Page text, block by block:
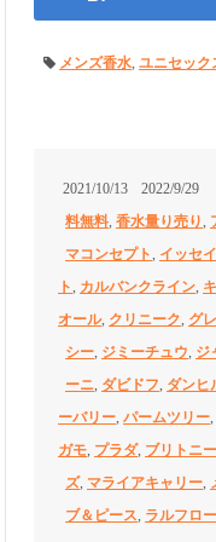
メンズ香水,ユニセック
2021/10/13 2022/9/29
料無料, 香水量り売り,
マコンセプト, イッセ
ト, カルバンクライン,
オール, クリニーク, グレ
シー, ジミーチュウ, ジ
ーニ, ダビドフ, ダンヒ
ーバリー, パームツリー,
ガモ, プラダ, ブリトニ
ズ, マライアキャリー,
ブ＆ピース, ラルフロ